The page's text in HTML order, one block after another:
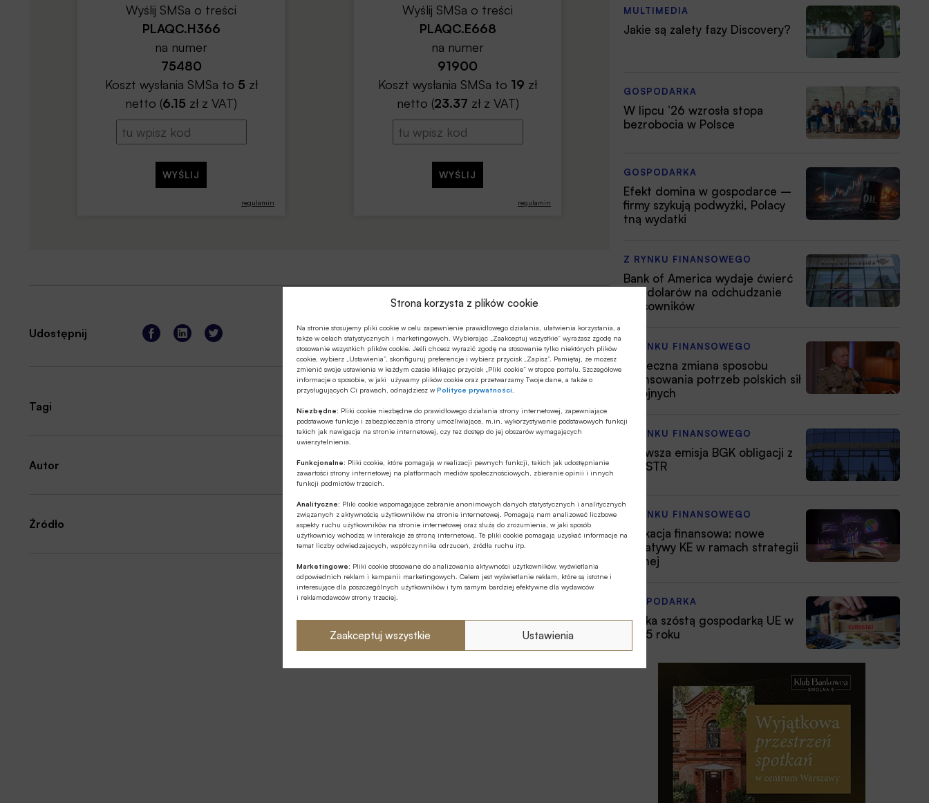
Strona korzysta z plików cookie
Na stronie stosujemy pliki cookie w celu zapewnienie prawidłowego działania, ułatwienia korzystania, a
także w celach statystycznych i marketingowych. Wybierając „Zaakceptuj wszystkie” wyrażasz zgodę na
stosowanie wszystkich plików cookie. Jeśli chcesz wyrazić zgodę na stosowanie tylko niektórych plików
cookie, wybierz „Ustawienia”, skonfiguruj preferencje i wybierz przycisk „Zapisz”. Pamiętaj, że możesz
zmienić swoje ustawienia w każdym czasie klikając przycisk „Pliki cookie” w stopce portalu. Szczegółowe
informacje o sposobie, w jaki używamy plików cookie oraz przetwarzamy Twoje dane, a także o
przysługujących Ci prawach, odnajdziesz wPolityce prywatności
Niezbędne: Pliki cookie niezbędne do prawidłowego działania strony internetowej, zapewniające
podstawowe funkcje i zabezpieczenia strony umożliwiające, m.in. wykorzystywanie podstawowych funkcji
takich jak nawigacja na stronie internetowej, czy tez dostęp do jej obszarów wymagających
uwierzytelnienia.
Funkcjonalne: Pliki cookie, które pomagają w realizacji pewnych funkcji, takich jak udostępnianie
zawartości strony internetowej na platformach mediów społecznościowych, zbieranie opinii i innych
funkcji podmiotów trzecich.
Analityczne: Pliki cookie wspomagające zebranie anonimowych danych statystycznych i analitycznych
związanych z aktywnością użytkowników na stronie internetowej. Pomagają nam analizować liczbowe
aspekty ruchu użytkowników na stronie internetowej oraz służą do zrozumienia, w jaki sposób
użytkownicy wchodzą w interakcje ze stroną internetową. Te pliki cookie pomagają uzyskać informacje na
temat liczby odwiedzających, współczynnika odrzuceń, źródła ruchu itp.
Marketingowe: Pliki cookie stosowane do analizowania aktywności użytkowników, wyświetlania
odpowiednich reklam i kampanii marketingowych. Celem jest wyświetlanie reklam, które są istotne i
interesujące dla poszczególnych użytkowników i tym samym bardziej efektywne dla wydawców
i reklamodawców strony trzeciej.
Zaakceptuj wszystkie Ustawienia
regulamin
Wyślij SMSa o treści
PLAQC.H366
na numer
75480
Koszt wysłania SMSa to 5 zł
netto (6.15 zł z VAT)
regulamin
Wyślij SMSa o treści
PLAQC.E668
na numer
91900
Koszt wysłania SMSa to 19 zł
netto (23.37 zł z VAT)
Udostępnij
Tagi
Autor
Źródło
MULTIMEDIA
Jakie są zalety fazy Discovery?
GOSPODARKA
W lipcu ’26 wzrosła stopa
bezrobocia w Polsce
GOSPODARKA
Efekt domina w gospodarce –
firmy szykują podwyżki, Polacy
tną wydatki
Z RYNKU FINANSOWEGO
Bank of America wydaje ćwierć
mld dolarów na odchudzanie
pracowników
Z RYNKU FINANSOWEGO
Konieczna zmiana sposobu
finansowania potrzeb polskich sił
zbrojnych
Z RYNKU FINANSOWEGO
Pierwsza emisja BGK obligacji z
POLSTR
Z RYNKU FINANSOWEGO
Edukacja finansowa: nowe
inicjatywy KE w ramach strategii
unijnej
GOSPODARKA
Polska szóstą gospodarką UE w
2025 roku